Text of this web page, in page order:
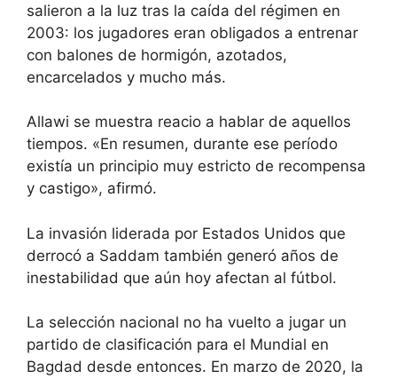
salieron a la luz tras la caída del régimen en
2003: los jugadores eran obligados a entrenar
con balones de hormigón, azotados,
encarcelados y mucho más.
Allawi se muestra reacio a hablar de aquellos
tiempos. «En resumen, durante ese período
existía un principio muy estricto de recompensa
y castigo», afirmó.
La invasión liderada por Estados Unidos que
derrocó a Saddam también generó años de
inestabilidad que aún hoy afectan al fútbol.
La selección nacional no ha vuelto a jugar un
partido de clasificación para el Mundial en
Bagdad desde entonces. En marzo de 2020, la